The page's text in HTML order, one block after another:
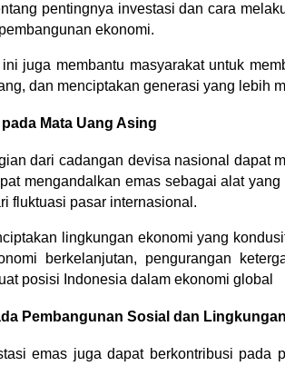
pentingnya investasi dan cara
ekonomi.
juga membantu masyarakat untuk
dan menciptakan generasi yang lebih
Mata Uang Asing
dari cadangan devisa nasional dapat
mengandalkan emas sebagai alat
fluktuasi pasar internasional.
lingkungan ekonomi yang
berkelanjutan, pengurangan
posisi Indonesia dalam ekonomi global
Pembangunan Sosial dan Lingkungan
emas juga dapat berkontribusi pada